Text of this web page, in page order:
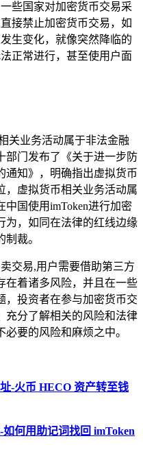
些国家对加密货币交易采
接禁止加密货币交易，如
生变化，就像突然降临的
正常进行，甚至使用户面
关业务活动属于非法金融
部门发布了《关于进一步防
通知》，明确指出虚拟货币
，虚拟货币相关业务活动属
国使用imToken进行加密
为，如同在法律的红线边缘
裁。
交易,用户需要借助第三方
在着诸多风险，并且在一些
，投资者在参与加密货币交
充分了解相关的风险和法律
要的风险和麻烦之中。
-火币 HECO 资产转至钱
何用助记词找回 imToken